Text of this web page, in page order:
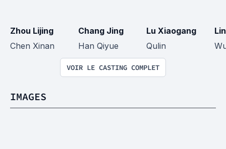
Zhou Lijing
Chen Xinan
Chang Jing
Han Qiyue
Lu Xiaogang
Qulin
VOIR LE CASTING COMPLET
IMAGES